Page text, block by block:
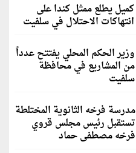
كميل يطلع ممثل كندا على
انتهاكات الاحتلال في سلفيت
وزير الحكم المحلي يفتتح عدداً
من المشاريع في محافظة
سلفيت
مدرسة فرخه الثانوية المختلطة
تستقبل رئيس مجلس قروي
فرخه مصطفى حماد